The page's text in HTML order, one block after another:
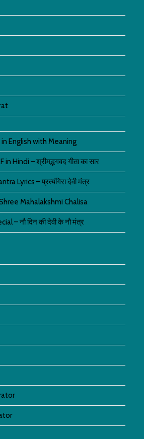
English with Meaning
Hindi – श्रीमद्भगवद गीता का सार
Lyrics – प्रत्यंगिरा देवी मंत्र
Shree Mahalakshmi Chalisa
– नौ दिन की देवी के नौ मंत्र